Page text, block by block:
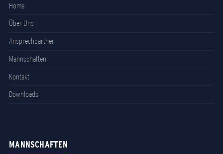
Home
Über Uns
Ansprechpartner
Mannschaften
Kontakt
Downloads
MANNSCHAFTEN